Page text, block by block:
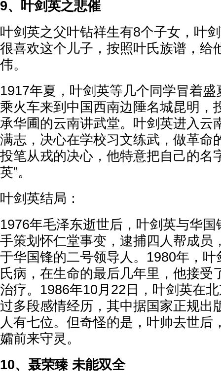
9、叶剑英之悲催
叶剑英之父叶钻祥生有8个子女，叶
很喜欢这个儿子，按照叶氏族谱，给
伟。
1917年夏，叶剑英等几个同学冒着
乘火车来到中国西南边陲名城昆明，
承华圃的云南讲武堂。叶剑英进入云
满志，决心在学校习文练武，做革命
投笔从戎的决心，他特意把自己的名
英”。
叶剑英结局：
1976年毛泽东逝世后，叶剑英与华
手策划怀仁堂事变，逮捕四人帮成员
于华国锋的二号领导人。1980年，
氏病，在生命的最后几年里，他接受
治疗。1986年10月22日，叶剑英在
过多段感情经历，其中据国家正规出
人有七位。但奇怪的是，叶帅去世后
孀前来守灵。
10、聂荣臻 未能双全